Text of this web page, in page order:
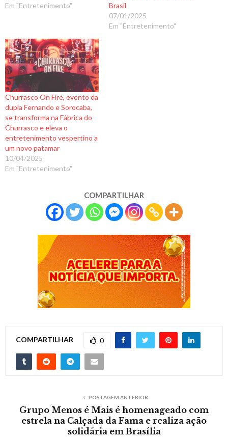
Em "Entretenimento"
Brasil
07/01/2025
Em "Entretenimento"
Churrasco On Fire, evento da
dupla Fernando e Sorocaba,
se transforma na Fábrica do
Churrasco e eleva o
entretenimento vespertino a
um novo patamar
10/04/2025
Em "Entretenimento"
COMPARTILHAR
COMPARTILHAR 0
POSTAGEM ANTERIOR
Grupo Menos é Mais é homenageado com
estrela na Calçada da Fama e realiza ação
solidária em Brasília